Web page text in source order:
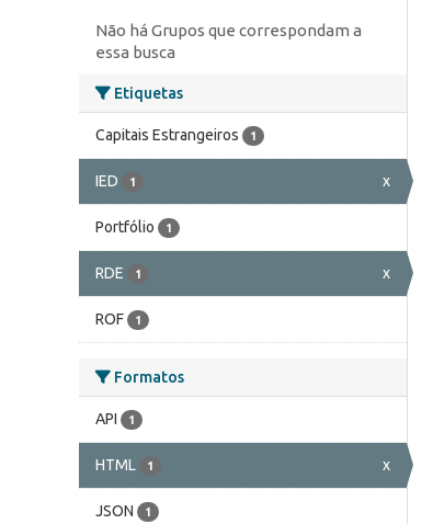
Não há Grupos que correspondam a
essa busca
Etiquetas
Capitais Estrangeiros 1
IED 1 x
Portfólio 1
RDE 1 x
ROF 1
Formatos
API 1
HTML 1 x
JSON 1